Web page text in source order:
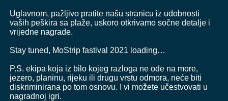
Uglavnom, pažljivo pratite našu stranicu iz udobnosti
vaših peškira sa plaže, uskoro otkrivamo sočne detalje i
vrijedne nagrade.
Stay tuned, MoStrip fastival 2021 loading…
P.S. ekipa koja iz bilo kojeg razloga ne ode na more,
jezero, planinu, rijeku ili drugu vrstu odmora, neće biti
diskriminirana po tom osnovu. I vi možete učestvovati u
nagradnoj igri.